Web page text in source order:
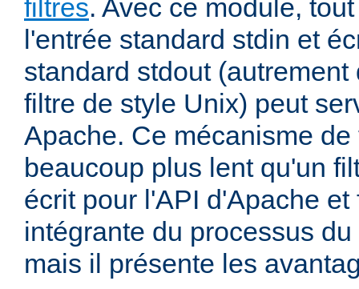
filtres. Avec ce module,
l'entrée standard stdin et
standard stdout
filtre de style Unix) peut
Apache. Ce mécanisme de
beaucoup plus lent qu'un
écrit pour l'API d'Apache et
intégrante du processus
mais il présente les